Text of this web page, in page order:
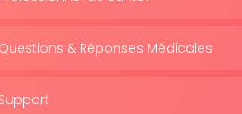
Questions & Réponses Médicales
Support